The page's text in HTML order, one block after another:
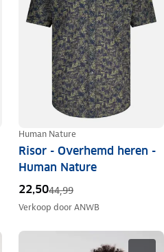
Human Nature
Risor - Overhemd heren -
Human Nature
22,5044,99
Verkoop doorANWB